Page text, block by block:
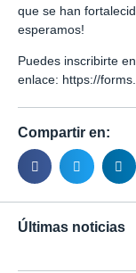
que se han
esperamos!
Puedes inscribirte
enlace: https://
Compartir en:
Últimas noticias